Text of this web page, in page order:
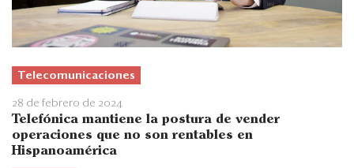
Telecomunicaciones
28 de febrero de 2024
Telefónica mantiene la postura de vender
operaciones que no son rentables en
Hispanoamérica